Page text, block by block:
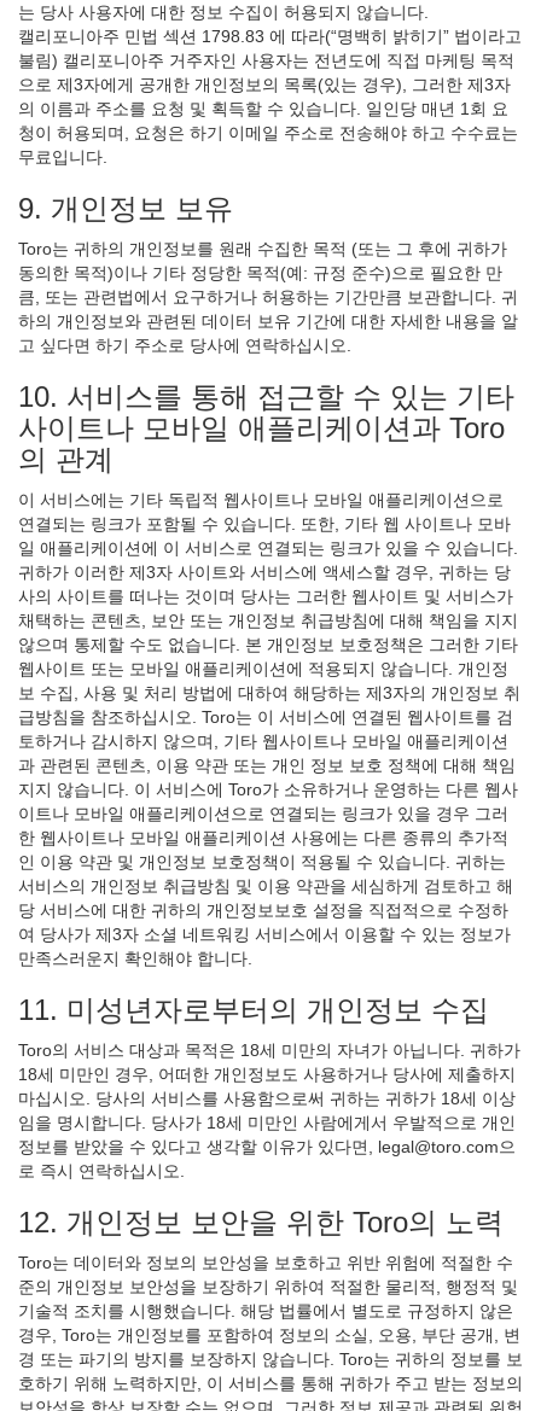
는 당사 사용자에 대한 정보 수집이 허용되지 않습니다.
캘리포니아주 민법 섹션 1798.83 에 따라(“명백히 밝히기” 법이라고
불림) 캘리포니아주 거주자인 사용자는 전년도에 직접 마케팅 목적
으로 제3자에게 공개한 개인정보의 목록(있는 경우), 그러한 제3자
의 이름과 주소를 요청 및 획득할 수 있습니다. 일인당 매년 1회 요
청이 허용되며, 요청은 하기 이메일 주소로 전송해야 하고 수수료는
무료입니다.
9. 개인정보 보유
Toro는 귀하의 개인정보를 원래 수집한 목적 (또는 그 후에 귀하가
동의한 목적)이나 기타 정당한 목적(예: 규정 준수)으로 필요한 만
큼, 또는 관련법에서 요구하거나 허용하는 기간만큼 보관합니다. 귀
하의 개인정보와 관련된 데이터 보유 기간에 대한 자세한 내용을 알
고 싶다면 하기 주소로 당사에 연락하십시오.
10. 서비스를 통해 접근할 수 있는 기타
사이트나 모바일 애플리케이션과 Toro
의 관계
이 서비스에는 기타 독립적 웹사이트나 모바일 애플리케이션으로
연결되는 링크가 포함될 수 있습니다. 또한, 기타 웹 사이트나 모바
일 애플리케이션에 이 서비스로 연결되는 링크가 있을 수 있습니다.
귀하가 이러한 제3자 사이트와 서비스에 액세스할 경우, 귀하는 당
사의 사이트를 떠나는 것이며 당사는 그러한 웹사이트 및 서비스가
채택하는 콘텐츠, 보안 또는 개인정보 취급방침에 대해 책임을 지지
않으며 통제할 수도 없습니다. 본 개인정보 보호정책은 그러한 기타
웹사이트 또는 모바일 애플리케이션에 적용되지 않습니다. 개인정
보 수집, 사용 및 처리 방법에 대하여 해당하는 제3자의 개인정보 취
급방침을 참조하십시오. Toro는 이 서비스에 연결된 웹사이트를 검
토하거나 감시하지 않으며, 기타 웹사이트나 모바일 애플리케이션
과 관련된 콘텐츠, 이용 약관 또는 개인 정보 보호 정책에 대해 책임
지지 않습니다. 이 서비스에 Toro가 소유하거나 운영하는 다른 웹사
이트나 모바일 애플리케이션으로 연결되는 링크가 있을 경우 그러
한 웹사이트나 모바일 애플리케이션 사용에는 다른 종류의 추가적
인 이용 약관 및 개인정보 보호정책이 적용될 수 있습니다. 귀하는
서비스의 개인정보 취급방침 및 이용 약관을 세심하게 검토하고 해
당 서비스에 대한 귀하의 개인정보보호 설정을 직접적으로 수정하
여 당사가 제3자 소셜 네트워킹 서비스에서 이용할 수 있는 정보가
만족스러운지 확인해야 합니다.
11. 미성년자로부터의 개인정보 수집
Toro의 서비스 대상과 목적은 18세 미만의 자녀가 아닙니다. 귀하가
18세 미만인 경우, 어떠한 개인정보도 사용하거나 당사에 제출하지
마십시오. 당사의 서비스를 사용함으로써 귀하는 귀하가 18세 이상
임을 명시합니다. 당사가 18세 미만인 사람에게서 우발적으로 개인
정보를 받았을 수 있다고 생각할 이유가 있다면, legal@toro.com으
로 즉시 연락하십시오.
12. 개인정보 보안을 위한 Toro의 노력
Toro는 데이터와 정보의 보안성을 보호하고 위반 위험에 적절한 수
준의 개인정보 보안성을 보장하기 위하여 적절한 물리적, 행정적 및
기술적 조치를 시행했습니다. 해당 법률에서 별도로 규정하지 않은
경우, Toro는 개인정보를 포함하여 정보의 소실, 오용, 부단 공개, 변
경 또는 파기의 방지를 보장하지 않습니다. Toro는 귀하의 정보를 보
호하기 위해 노력하지만, 이 서비스를 통해 귀하가 주고 받는 정보의